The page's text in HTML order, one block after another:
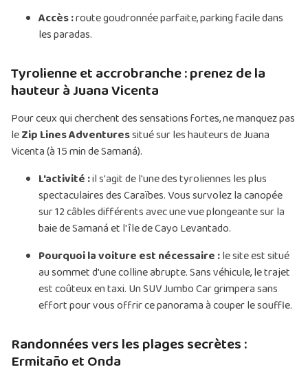
Accès :route goudronnée parfaite, parking facile dans
les paradas.
Tyrolienne et accrobranche : prenez de la
hauteur à Juana Vicenta
Pour ceux qui cherchent des sensations fortes, ne manquez pas
leZip Lines Adventuressitué sur les hauteurs de Juana
Vicenta (à 15 min de Samaná).
L'activité :il s'agit de l'une des tyroliennes les plus
spectaculaires des Caraïbes. Vous survolez la canopée
sur 12 câbles différents avec une vue plongeante sur la
baie de Samaná et l'île de Cayo Levantado.
Pourquoi la voiture est nécessaire :le site est situé
au sommet d'une colline abrupte. Sans véhicule, le trajet
est coûteux en taxi. Un SUV Jumbo Car grimpera sans
effort pour vous offrir ce panorama à couper le souffle.
Randonnées vers les plages secrètes :
Ermitaño et Onda